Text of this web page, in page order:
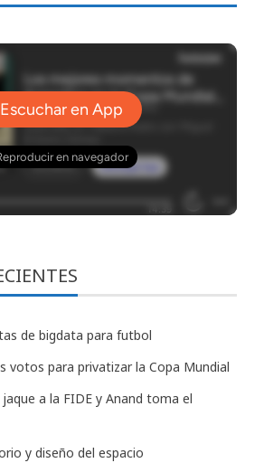
de bigdata para futbol
votos para privatizar la Copa Mundial
a la FIDE y Anand toma el
y diseño del espacio